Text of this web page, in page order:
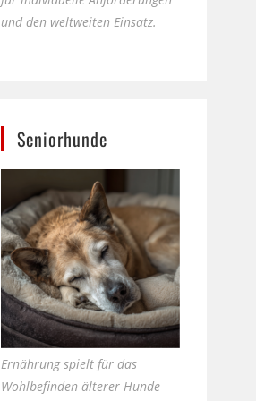
und den weltweiten Einsatz.
Seniorhunde
Ernährung spielt für das
Wohlbefinden älterer Hunde